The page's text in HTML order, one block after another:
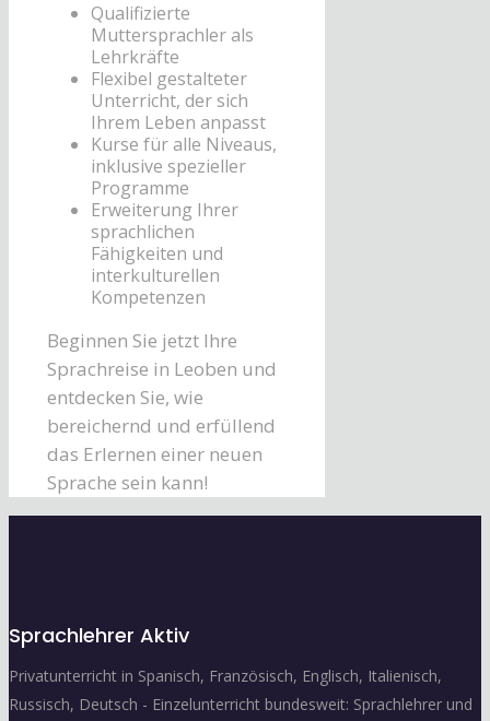
Qualifizierte
Muttersprachler als
Lehrkräfte
Flexibel gestalteter
Unterricht, der sich
Ihrem Leben anpasst
Kurse für alle Niveaus,
inklusive spezieller
Programme
Erweiterung Ihrer
sprachlichen
Fähigkeiten und
interkulturellen
Kompetenzen
Beginnen Sie jetzt Ihre
Sprachreise in Leoben und
entdecken Sie, wie
bereichernd und erfüllend
das Erlernen einer neuen
Sprache sein kann!
Sprachlehrer Aktiv
Privatunterricht in Spanisch, Französisch, Englisch, Italienisch,
Russisch, Deutsch - Einzelunterricht bundesweit: Sprachlehrer und